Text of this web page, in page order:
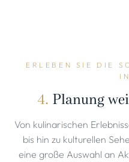
ERLEBEN SIE DIE
4. Planung
Von kulinarischen
bis hin zu kulturellen
eine große Auswahl an